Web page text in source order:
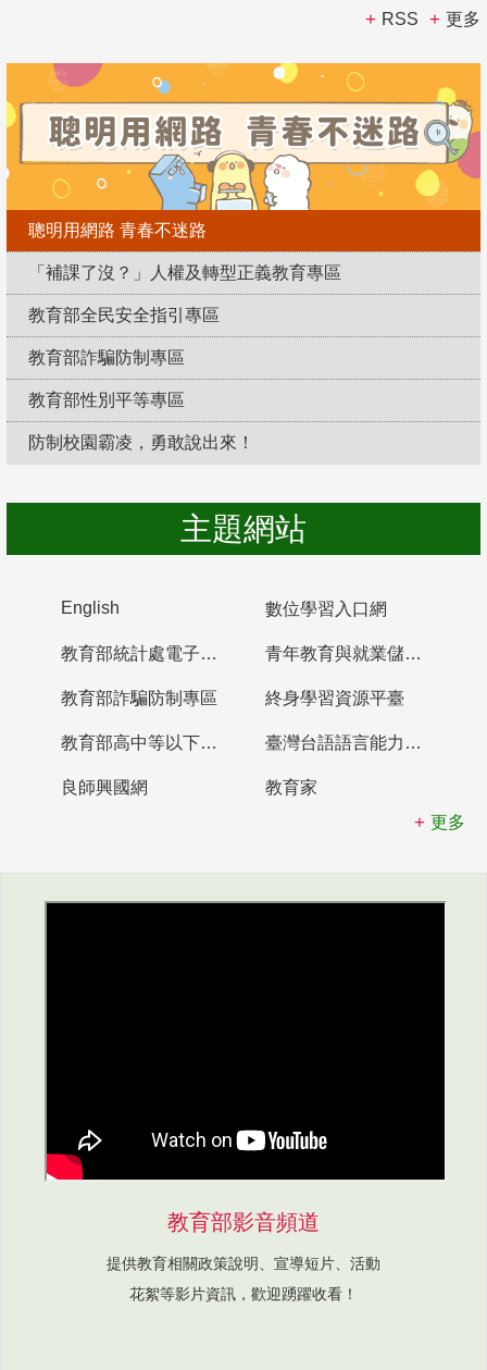
RSS 更多
聰明用網路 青春不迷路
「補課了沒？」人權及轉型正義教育專區
教育部全民安全指引專區
教育部詐騙防制專區
教育部性別平等專區
防制校園霸凌，勇敢說出來！
主題網站
English 數位學習入口網
教育部統計處電子書櫃 青年教育與就業儲蓄帳戶
教育部詐騙防制專區 終身學習資源平臺
教育部高中等以下學校及幼兒園教師資格檢定考試 臺灣台語語言能力認證網站
良師興國網
教育家
更多
教育部影音頻道
提供教育相關政策說明、宣導短片、活動
花絮等影片資訊，歡迎踴躍收看！